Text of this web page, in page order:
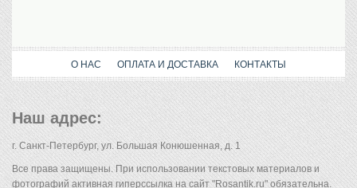
О НАС ОПЛАТА И ДОСТАВКА КОНТАКТЫ
Наш адрес:
г. Санкт-Петербург, ул. Большая Конюшенная, д. 1
Все права защищены. При использовании текстовых материалов и
фотографий активная гиперссылка на сайт "Rosantik.ru" обязательна.